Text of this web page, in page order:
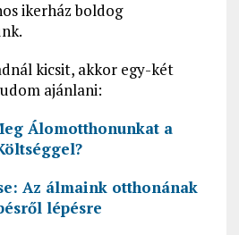
ikerház boldog
kicsit, akkor egy-két
ajánlani:
Álomotthonunkat a
Az álmaink otthonának
lépésre